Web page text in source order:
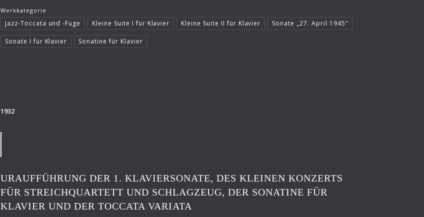
Werkkategorie
Jazz-Toccata und -Fuge Kleine Suite I für Klavier Kleine Suite II für Klavier Sonate „27. April 1945“
Sonate I für Klavier Sonatine für Klavier
1932
URAUFFÜHRUNG DER 1. KLAVIERSONATE, DES KLEINEN KONZERTS
FÜR STREICHQUARTETT UND SCHLAGZEUG, DER SONATINE FÜR
KLAVIER UND DER TOCCATA VARIATA